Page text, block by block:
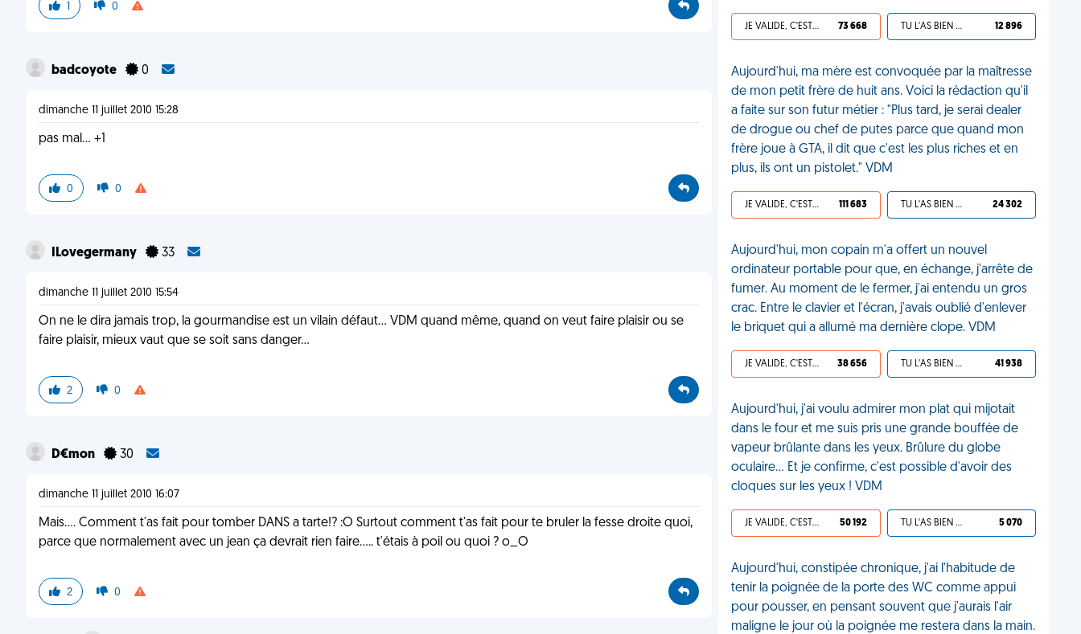
1 0
badcoyote 0
dimanche 11 juillet 2010 15:28
pas mal... +1
0 0
ILovegermany 33
dimanche 11 juillet 2010 15:54
On ne le dira jamais trop, la gourmandise est un vilain défaut... VDM quand même, quand on veut faire plaisir ou se
faire plaisir, mieux vaut que se soit sans danger...
2 0
D€mon 30
dimanche 11 juillet 2010 16:07
Mais.... Comment t'as fait pour tomber DANS a tarte!? :O Surtout comment t'as fait pour te bruler la fesse droite quoi,
parce que normalement avec un jean ça devrait rien faire..... t'étais à poil ou quoi ? o_O
2 0
JE VALIDE, C'EST UNE VDM 73 668 TU L'AS BIEN MÉRITÉ 12 896
Aujourd'hui, ma mère est convoquée par la maîtresse
de mon petit frère de huit ans. Voici la rédaction qu'il
a faite sur son futur métier : "Plus tard, je serai dealer
de drogue ou chef de putes parce que quand mon
frère joue à GTA, il dit que c'est les plus riches et en
plus, ils ont un pistolet." VDM
JE VALIDE, C'EST UNE VDM 111 683 TU L'AS BIEN MÉRITÉ 24 302
Aujourd'hui, mon copain m'a offert un nouvel
ordinateur portable pour que, en échange, j'arrête de
fumer. Au moment de le fermer, j'ai entendu un gros
crac. Entre le clavier et l'écran, j'avais oublié d'enlever
le briquet qui a allumé ma dernière clope. VDM
JE VALIDE, C'EST UNE VDM 38 656 TU L'AS BIEN MÉRITÉ 41 938
Aujourd'hui, j'ai voulu admirer mon plat qui mijotait
dans le four et me suis pris une grande bouffée de
vapeur brûlante dans les yeux. Brûlure du globe
oculaire... Et je confirme, c'est possible d'avoir des
cloques sur les yeux ! VDM
JE VALIDE, C'EST UNE VDM 50 192 TU L'AS BIEN MÉRITÉ 5 070
Aujourd'hui, constipée chronique, j'ai l'habitude de
tenir la poignée de la porte des WC comme appui
pour pousser, en pensant souvent que j'aurais l'air
maligne le jour où la poignée me restera dans la main.